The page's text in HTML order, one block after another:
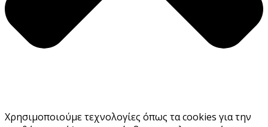
Χρησιμοποιούμε τεχνολογίες όπως τα cookies για την